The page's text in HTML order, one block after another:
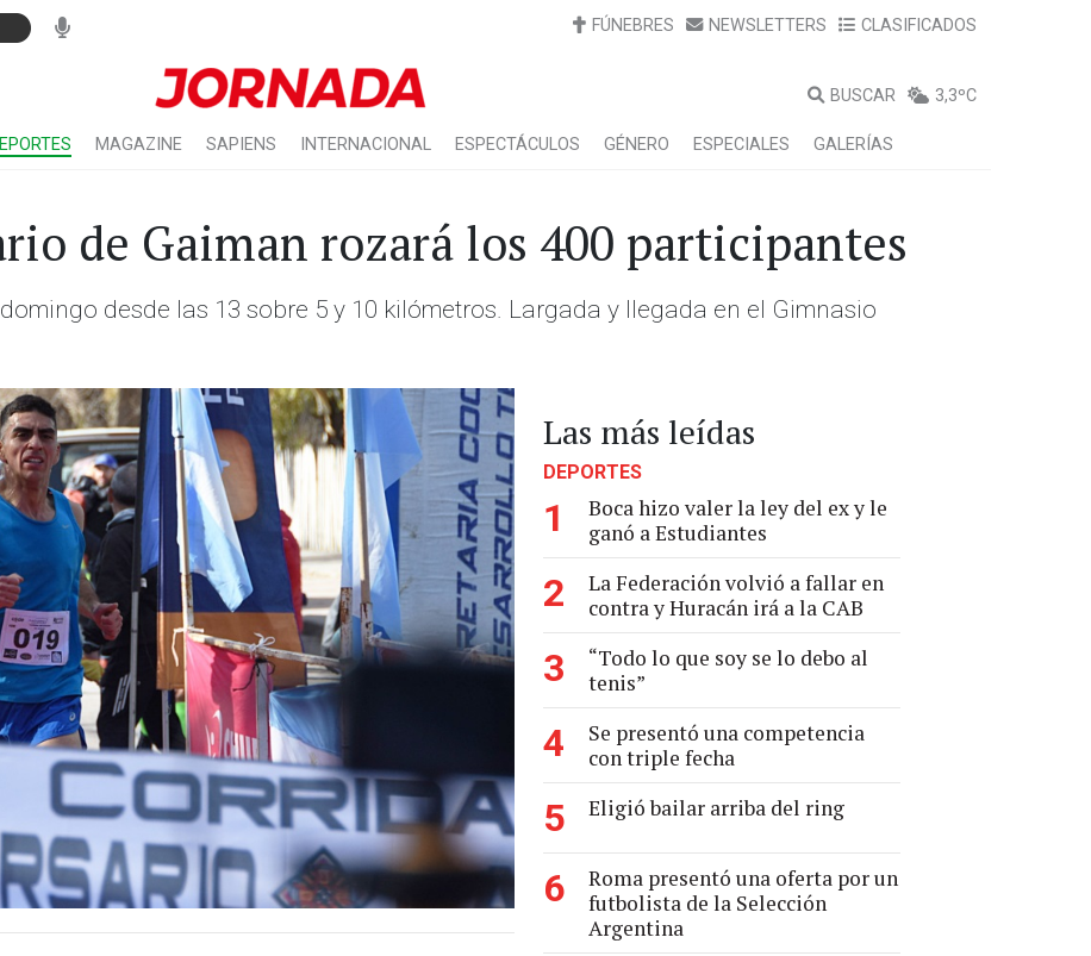
FÚNEBRES NEWSLETTERS CLASIFICADOS
BUSCAR 3,3ºC
MAGAZINE SAPIENS INTERNACIONAL ESPECTÁCULOS GÉNERO ESPECIALES GALERÍAS
de Gaiman rozará los 400 participantes
desde las 13 sobre 5 y 10 kilómetros. Largada y llegada en el Gimnasio
Las más leídas
DEPORTES
1
Boca hizo valer la ley del ex y le
ganó a Estudiantes
2
La Federación volvió a fallar en
contra y Huracán irá a la CAB
3
“Todo lo que soy se lo debo al
tenis”
4
Se presentó una competencia
con triple fecha
5 Eligió bailar arriba del ring
6
Roma presentó una oferta por un
futbolista de la Selección
Argentina